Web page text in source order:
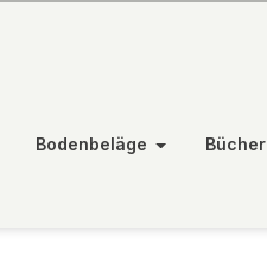
Bodenbeläge Bücher